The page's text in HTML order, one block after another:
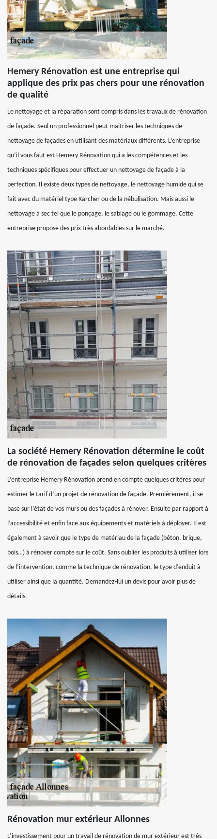
Hemery Rénovation est une entreprise qui
applique des prix pas chers pour une rénovation
de qualité
Le nettoyage et la réparation sont compris dans les travaux de rénovation
de façade. Seul un professionnel peut maitriser les techniques de
nettoyage de façades en utilisant des matériaux différents. L’entreprise
qu’il vous faut est Hemery Rénovation qui a les compétences et les
techniques spécifiques pour effectuer un nettoyage de façade à la
perfection. Il existe deux types de nettoyage, le nettoyage humide qui se
fait avec du matériel type Karcher ou de la nébulisation. Mais aussi le
nettoyage à sec tel que le ponçage, le sablage ou le gommage. Cette
entreprise propose des prix très abordables sur le marché.
La société Hemery Rénovation détermine le coût
de rénovation de façades selon quelques critères
L’entreprise Hemery Rénovation prend en compte quelques critères pour
estimer le tarif d’un projet de rénovation de façade. Premièrement, il se
base sur l’état de vos murs ou des façades à rénover. Ensuite par rapport à
l’accessibilité et enfin face aux équipements et matériels à déployer. Il est
également à savoir que le type de matériau de la façade (béton, brique,
bois…) à rénover compte sur le coût. Sans oublier les produits à utiliser lors
de l’intervention, comme la technique de rénovation, le type d’enduit à
utiliser ainsi que la quantité. Demandez-lui un devis pour avoir plus de
détails.
Rénovation mur extérieur Allonnes
L’investissement pour un travail de rénovation de mur extérieur est très